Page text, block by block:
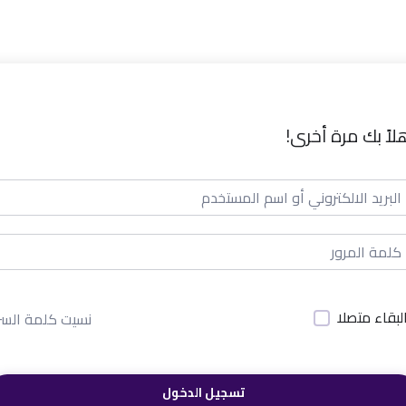
بك مرة أخرى!
متصلا نسيت كلمة
تسجيل الدخول